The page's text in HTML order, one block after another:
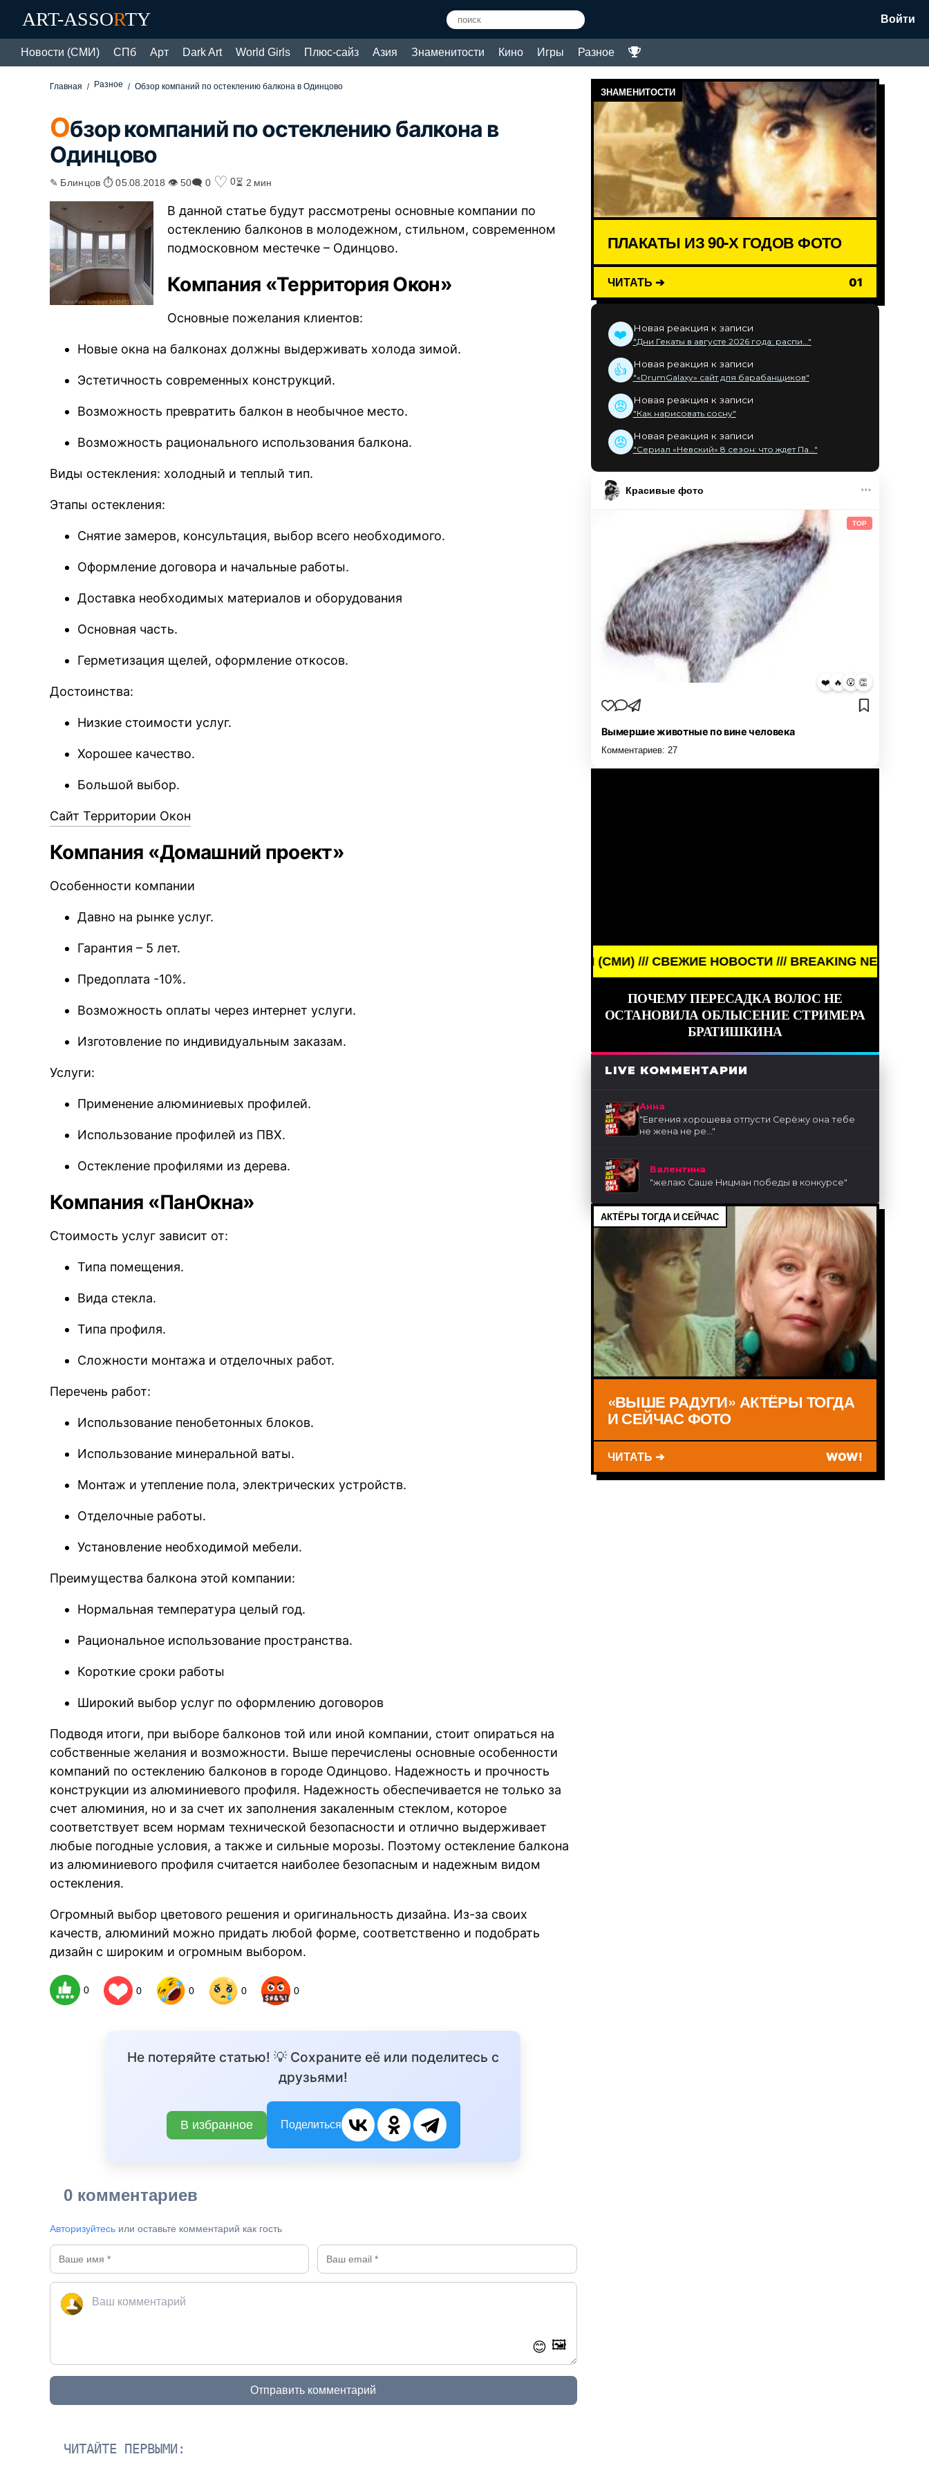
ART-ASSORTY Войти
Новости (СМИ) СПб Арт Dark Art World Girls Плюс-сайз Азия Знаменитости Кино Игры Разное
Главная Разное Обзор компаний по остеклению балкона в Одинцово
Обзор компаний по остеклению балкона в
Одинцово
✎ Блинцов ⏱ 05.08.2018 👁 50🗨 0 ♡ 0⏳ 2 мин
В данной статье будут рассмотрены основные компании по
остеклению балконов в молодежном, стильном, современном
подмосковном местечке – Одинцово.
Компания «Территория Окон»
Основные пожелания клиентов:
Новые окна на балконах должны выдерживать холода зимой.
Эстетичность современных конструкций.
Возможность превратить балкон в необычное место.
Возможность рационального использования балкона.
Виды остекления: холодный и теплый тип.
Этапы остекления:
Снятие замеров, консультация, выбор всего необходимого.
Оформление договора и начальные работы.
Доставка необходимых материалов и оборудования
Основная часть.
Герметизация щелей, оформление откосов.
Достоинства:
Низкие стоимости услуг.
Хорошее качество.
Большой выбор.
Сайт Территории Окон
Компания «Домашний проект»
Особенности компании
Давно на рынке услуг.
Гарантия – 5 лет.
Предоплата -10%.
Возможность оплаты через интернет услуги.
Изготовление по индивидуальным заказам.
Услуги:
Применение алюминиевых профилей.
Использование профилей из ПВХ.
Остекление профилями из дерева.
Компания «ПанОкна»
Стоимость услуг зависит от:
Типа помещения.
Вида стекла.
Типа профиля.
Сложности монтажа и отделочных работ.
Перечень работ:
Использование пенобетонных блоков.
Использование минеральной ваты.
Монтаж и утепление пола, электрических устройств.
Отделочные работы.
Установление необходимой мебели.
Преимущества балкона этой компании:
Нормальная температура целый год.
Рациональное использование пространства.
Короткие сроки работы
Широкий выбор услуг по оформлению договоров
Подводя итоги, при выборе балконов той или иной компании, стоит опираться на
собственные желания и возможности. Выше перечислены основные особенности
компаний по остеклению балконов в городе Одинцово. Надежность и прочность
конструкции из алюминиевого профиля. Надежность обеспечивается не только за
счет алюминия, но и за счет их заполнения закаленным стеклом, которое
соответствует всем нормам технической безопасности и отлично выдерживает
любые погодные условия, а также и сильные морозы. Поэтому остекление балкона
из алюминиевого профиля считается наиболее безопасным и надежным видом
остекления.
Огромный выбор цветового решения и оригинальность дизайна. Из-за своих
качеств, алюминий можно придать любой форме, соответственно и подобрать
дизайн с широким и огромным выбором.
0 0 0 0 0
Не потеряйте статью! 💡 Сохраните её или поделитесь с
друзьями!
В избранное Поделиться
0 комментариев
Авторизуйтесь или оставьте комментарий как гость
😊 🖼️
Отправить комментарий
ЧИТАЙТЕ ПЕРВЫМИ:
ЗНАМЕНИТОСТИ
ПЛАКАТЫ ИЗ 90-Х ГОДОВ ФОТО
ЧИТАТЬ ➔ 01
❤️ Новая реакция к записи
"Дни Гекаты в августе 2026 года: распи..."
👍 Новая реакция к записи
"«DrumGalaxy» сайт для барабанщиков"
😡 Новая реакция к записи
"Как нарисовать сосну"
😡 Новая реакция к записи
"Сериал «Невский» 8 сезон: что ждет Па..."
Красивые фото
TOP
❤️ 🔥 😮 👏
Вымершие животные по вине человека
Комментариев: 27
BREAKING NEWS /// НОВОСТИ (СМИ) /// СВЕЖИЕ НОВОСТИ /// BREAKING NEWS /// НОВОСТИ
ПОЧЕМУ ПЕРЕСАДКА ВОЛОС НЕ
ОСТАНОВИЛА ОБЛЫСЕНИЕ СТРИМЕРА
БРАТИШКИНА
LIVE КОММЕНТАРИИ
Анна
"Евгения хорошева отпусти Серёжу она тебе
не жена не ре..."
Валентина
"желаю Саше Ницман победы в конкурсе"
АКТЁРЫ ТОГДА И СЕЙЧАС
«ВЫШЕ РАДУГИ» АКТЁРЫ ТОГДА
И СЕЙЧАС ФОТО
ЧИТАТЬ ➔ WOW!